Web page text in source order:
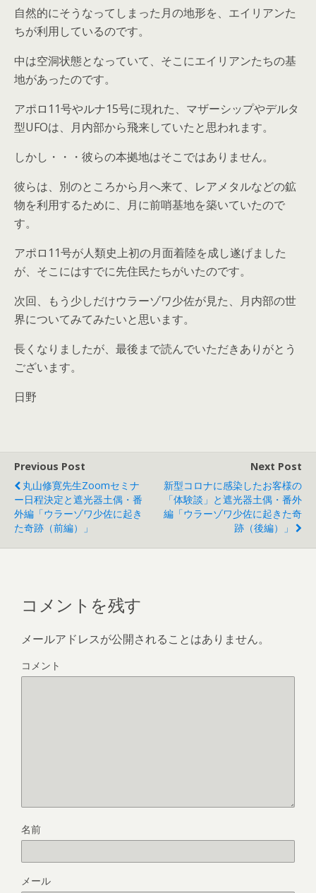
自然的にそうなってしまった月の地形を、エイリアンた
ちが利用しているのです。
中は空洞状態となっていて、そこにエイリアンたちの基
地があったのです。
アポロ11号やルナ15号に現れた、マザーシップやデルタ
型UFOは、月内部から飛来していたと思われます。
しかし・・・彼らの本拠地はそこではありません。
彼らは、別のところから月へ来て、レアメタルなどの鉱
物を利用するために、月に前哨基地を築いていたので
す。
アポロ11号が人類史上初の月面着陸を成し遂げました
が、そこにはすでに先住民たちがいたのです。
次回、もう少しだけウラーゾワ少佐が見た、月内部の世
界についてみてみたいと思います。
長くなりましたが、最後まで読んでいただきありがとう
ございます。
日野
Previous Post
丸山修寛先生Zoomセミナ
ー日程決定と遮光器土偶・番
外編「ウラーゾワ少佐に起き
た奇跡（前編）」
Next Post
新型コロナに感染したお客様の
「体験談」と遮光器土偶・番外
編「ウラーゾワ少佐に起きた奇
跡（後編）」
コメントを残す
メールアドレスが公開されることはありません。
コメント
名前
メール